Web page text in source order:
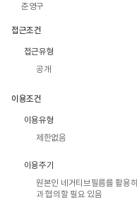
준영구
접근조건
접근유형
공개
이용조건
이용유형
제한없음
이용주기
원본인 네거티브필름를 활용
과 협의할 필요 있음